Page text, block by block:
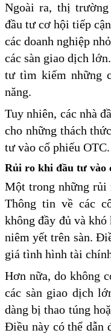
Ngoài ra, thị trường
đầu tư cơ hội tiếp
các doanh nghiệp
các sàn giao dịch
tư tìm kiếm những
năng.
Tuy nhiên, các nhà
cho những thách
tư vào cổ phiếu OTC.
Rủi ro khi đầu tư vào
Một trong những rủi
Thông tin về các
không đầy đủ và
niêm yết trên sàn.
giá tình hình tài
Hơn nữa, do không
các sàn giao dịch
dàng bị thao túng
Điều này có thể dẫn